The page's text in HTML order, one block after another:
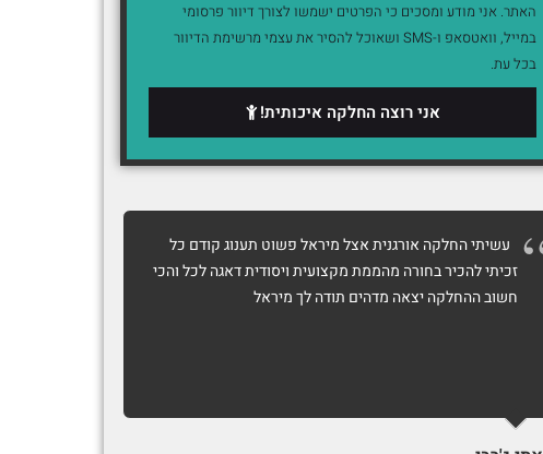
האתר. אני מודע ומסכים כי הפרטים ישמשו לצורך דיוור פרסומי
במייל, וואטסאפ ו-SMS ושאוכל להסיר את עצמי מרשימת הדיוור
בכל עת.
אני רוצה החלקה איכותית!
עשיתי החלקה אורגנית אצל מיראל פשוט תענוג קודם כל
זכיתי להכיר בחורה מהממת מקצועית ויסודית דאגה לכל והכי
חשוב ההחלקה יצאה מדהים תודה לך מיראל